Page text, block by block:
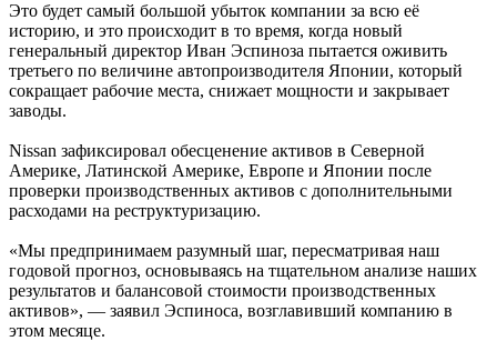
Это будет самый большой убыток компании за всю её
историю, и это происходит в то время, когда новый
генеральный директор Иван Эспиноза пытается оживить
третьего по величине автопроизводителя Японии, который
сокращает рабочие места, снижает мощности и закрывает
заводы.
Nissan зафиксировал обесценение активов в Северной
Америке, Латинской Америке, Европе и Японии после
проверки производственных активов с дополнительными
расходами на реструктуризацию.
«Мы предпринимаем разумный шаг, пересматривая наш
годовой прогноз, основываясь на тщательном анализе наших
результатов и балансовой стоимости производственных
активов», — заявил Эспиноса, возглавивший компанию в
этом месяце.